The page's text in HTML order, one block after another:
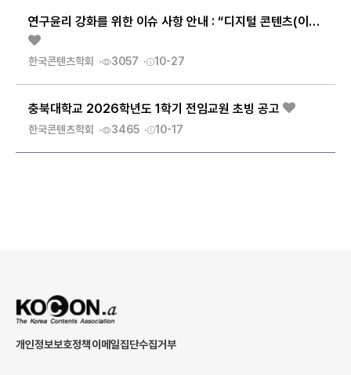
연구윤리 강화를 위한 이슈 사항 안내 : “디지털 콘텐츠(이미지)의 신뢰성”
한국콘텐츠학회 3057 10-27
충북대학교 2026학년도 1학기 전임교원 초빙 공고
한국콘텐츠학회 3465 10-17
개인정보보호정책이메일집단수집거부